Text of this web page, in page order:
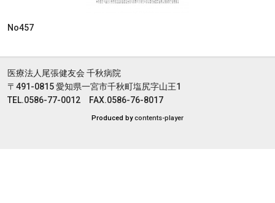
No457
医療法人尾張健友会 千秋病院
〒491-0815 愛知県一宮市千秋町塩尻字山王1
TEL.0586-77-0012 FAX.0586-76-8017
Produced bycontents-player